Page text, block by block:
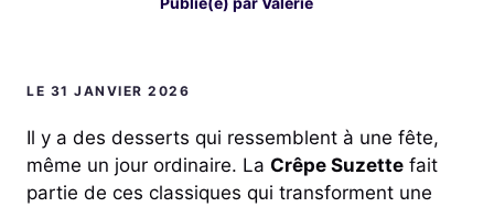
LE 31 JANVIER 2026
Il y a des desserts qui ressemblent à une fête,
même un jour ordinaire. La Crêpe Suzette fait
partie de ces classiques qui transforment une